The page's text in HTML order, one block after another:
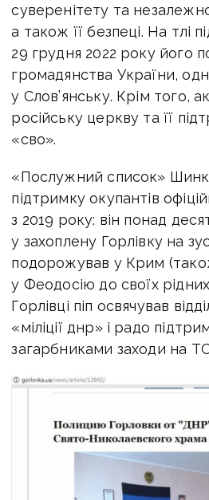
суверенітету та
а також її безпеці. На тлі
29 грудня 2022 року його
громадянства України,
у Слов’янську. Крім того,
російську церкву та її
«сво».
«Послужний список»
підтримку окупантів
з 2019 року: він понад
у захоплену Горлівку на
подорожував у Крим
у Феодосію до своїх
Горлівці піп освячував
«міліції днр» і радо
загарбниками заходи на